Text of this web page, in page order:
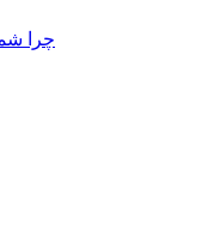
چرا